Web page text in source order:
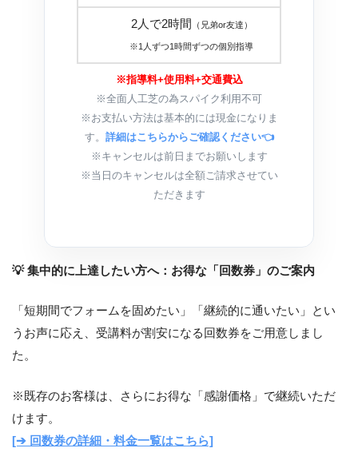
2人で2時間 （兄弟or友達）
※1人ずつ1時間ずつの個別指導
※指導料+使用料+交通費込
※全面人工芝の為スパイク利用不可
※お支払い方法は基本的には現金になりま
す。 詳細はこちらからご確認ください👈
※キャンセルは前日までお願いします
※当日のキャンセルは全額ご請求させてい
ただきます
💡 集中的に上達したい方へ：お得な「回数券」のご案内
「短期間でフォームを固めたい」「継続的に通いたい」とい
うお声に応え、受講料が割安になる回数券をご用意しまし
た。
※既存のお客様は、さらにお得な「感謝価格」で継続いただ
けます。
[➔ 回数券の詳細・料金一覧はこちら]